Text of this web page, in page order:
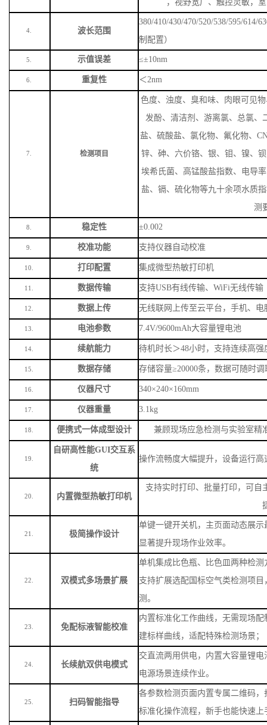
，视野宽广、触控灵敏，
4. 波长范围
380/410/430/470/520/538/595/614/
制配置）
5. 示值误差 ≤±10nm
6. 重复性 ＜2nm
7. 检测项目
色度、浊度、臭和味、肉眼可见物
发酚、清洁剂、游离氯、总氯、
盐、硫酸盐、氯化物、氟化物、
锌、砷、六价铬、银、钼、镍、
埃希氏菌、高锰酸盐指数、电导
盐、镉、硫化物等九十余项水质
测
8. 稳定性 ±0.002
9. 校准功能 支持仪器自动校准
10. 打印配置 集成微型热敏打印机
11. 数据传输 支持USB有线传输、WiFi无线传输
12. 数据上传 无线联网上传至云平台，手机、
13. 电池参数 7.4V/9600mAh大容量锂电池
14. 续航能力 待机时长＞48小时，支持连续高
15. 数据存储 存储容量≥20000条，数据可随时
16. 仪器尺寸 340×240×160mm
17. 仪器重量 3.1kg
18. 便携式一体成型设计 兼顾现场应急检测与实验室精
19.
自研高性能GUI交互系
统
操作流畅度大幅提升，设备运行
20. 内置微型热敏打印机
支持实时打印、批量打印，可自
21. 极简操作设计
单键一键开关机，主页面动态展
显著提升现场作业效率。
22. 双模式多场景扩展
单机集成比色瓶、比色皿两种检
支持扩展选配国标空气类检测项
测。
23. 免配标液智能校准
内置标准化工作曲线，无需现场
建标样曲线，适配特殊检测场景 ；
24. 长续航双供电模式
交直流两用供电，内置大容量锂电
电源场景连续作业。
25. 扫码智能指导
各参数检测页面内置专属二维码
标准化操作流程，新手也能快速上